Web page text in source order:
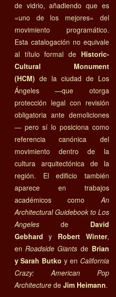
de vidrio, añadiendo que es
«uno de los mejores» del
movimiento programático.
Esta catalogación no equivale
al título formal de Historic-
Cultural Monument
(HCM) de la ciudad de Los
Ángeles —que otorga
protección legal con revisión
obligatoria ante demoliciones
— pero sí lo posiciona como
referencia canónica del
movimiento dentro de la
cultura arquitectónica de la
región. El edificio también
aparece en trabajos
académicos comoAn
Architectural Guidebook to Los
Angelesde David
Gebhard y Robert Winter,
en Roadside Giantsde Brian
y Sarah Butko y en California
Crazy: American Pop
Architecturede Jim Heimann.